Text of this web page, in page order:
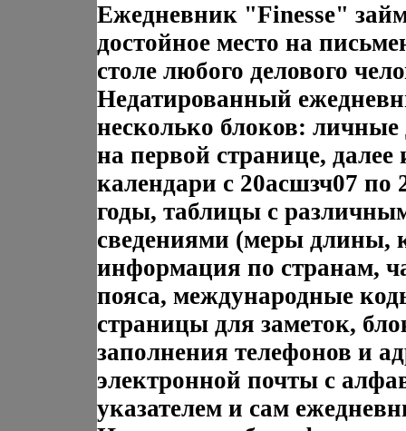
Ежедневник "Finesse"
достойное место на
столе любого делового
Недатированный
несколько блоков:
на первой странице, далее
календари с 20асшзч07 по
годы, таблицы с
сведениями (меры длины,
информация по странам,
пояса, международные
страницы для заметок,
заполнения телефонов и
электронной почты с
указателем и сам